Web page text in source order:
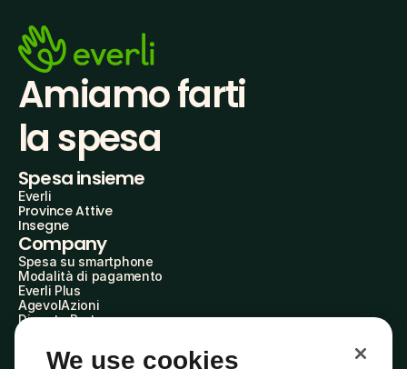
Amiamo farti
la spesa
Spesa insieme
Everli
Province Attive
Insegne
Company
Spesa su smartphone
Modalità di pagamento
Everli Plus
AgevolAzioni
Diventa Partner
Everli Shoppers
About Us
We use cookies